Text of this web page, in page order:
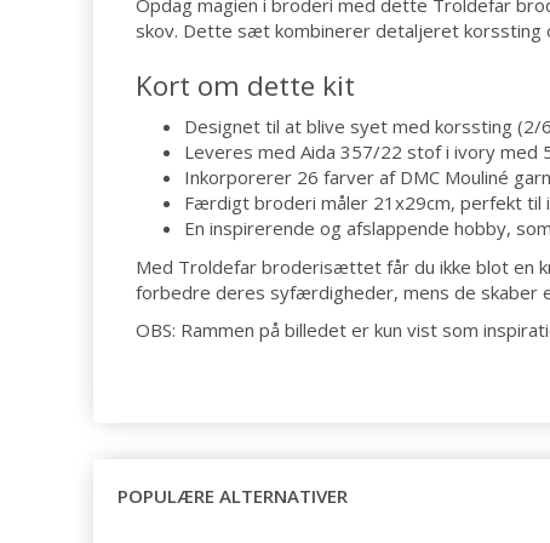
skov. Dette sæt kombinerer detaljeret korssting
Kort om dette kit
Designet til at blive syet med korssting
Leveres med Aida 357/22 stof i ivory med
Inkorporerer 26 farver af DMC Mouliné
Færdigt broderi måler 21x29cm, perfekt til
En inspirerende og afslappende hobby,
Med Troldefar broderisættet får du ikke blot en
forbedre deres syfærdigheder, mens de skaber
OBS: Rammen på billedet er kun vist som
POPULÆRE ALTERNATIVER